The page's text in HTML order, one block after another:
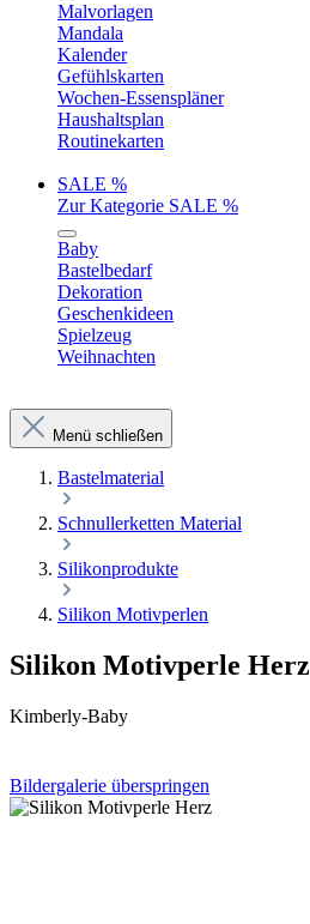
Malvorlagen
Mandala
Kalender
Gefühlskarten
Wochen-Essenspläner
Haushaltsplan
Routinekarten
SALE %
Zur Kategorie SALE %
Baby
Bastelbedarf
Dekoration
Geschenkideen
Spielzeug
Weihnachten
Menü schließen
Bastelmaterial
Schnullerketten Material
Silikonprodukte
Silikon Motivperlen
Silikon Motivperle Herz
Kimberly-Baby
Bildergalerie überspringen